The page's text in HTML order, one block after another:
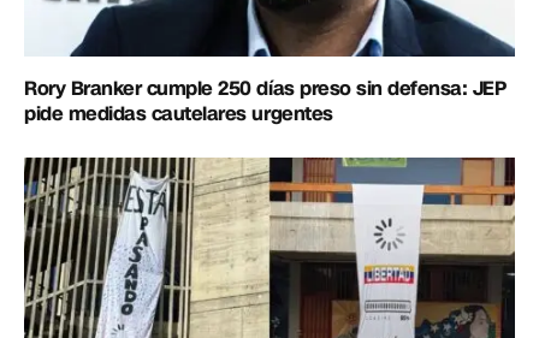
Rory Branker cumple 250 días preso sin defensa: JEP
pide medidas cautelares urgentes